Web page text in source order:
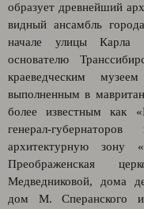
образует древнейший
видный ансамбль
начале улицы Карла
основателю
краеведческим
выполненным в
более известным как
генерал-
архитектурную зону
Преображенская
Медведниковой, дома
дом М. Сперанского